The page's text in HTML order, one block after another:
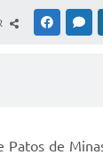
Patos de